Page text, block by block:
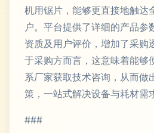
机用锯片，能够更直接地触达
户。平台提供了详细的产品参
资质及用户评价，增加了采购
于采购方而言，这意味着能够
系厂家获取技术咨询，从而做
策，一站式解决设备与耗材需
###